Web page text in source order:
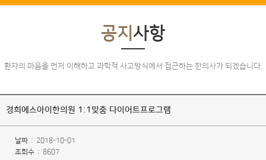
공지 사항
환자의 마음을 먼저 이해하고 과학적 사고방식에서 접근하는 한의사가 되겠습니다.
경희에스아이한의원 1:1맞춤 다이어트프로그램
날짜
2018-10-01
조회수
8607